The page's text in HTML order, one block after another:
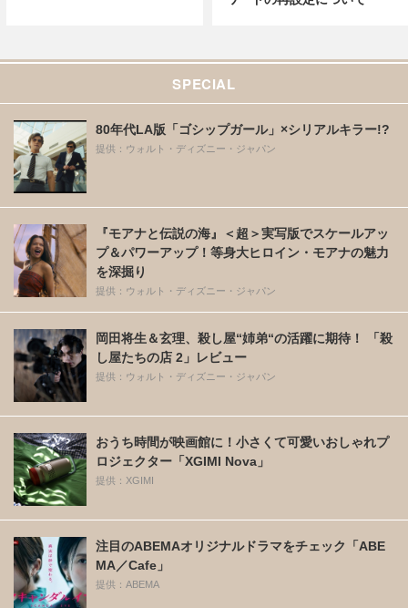
SPECIAL
80年代LA版「ゴシップガール」×シリアルキラー!?
提供：ウォルト・ディズニー・ジャパン
『モアナと伝説の海』＜超＞実写版でスケールアッ
プ＆パワーアップ！等身大ヒロイン・モアナの魅力
を深掘り
提供：ウォルト・ディズニー・ジャパン
岡田将生＆玄理、殺し屋“姉弟“の活躍に期待！ 「殺
し屋たちの店 2」レビュー
提供：ウォルト・ディズニー・ジャパン
おうち時間が映画館に！小さくて可愛いおしゃれプ
ロジェクター「XGIMI Nova」
提供：XGIMI
注目のABEMAオリジナルドラマをチェック「ABE
MA／Cafe」
提供：ABEMA